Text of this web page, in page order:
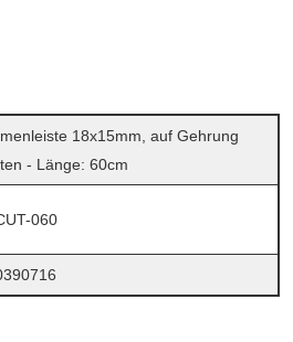
18x15mm, auf Gehrung
- Länge: 60cm
060